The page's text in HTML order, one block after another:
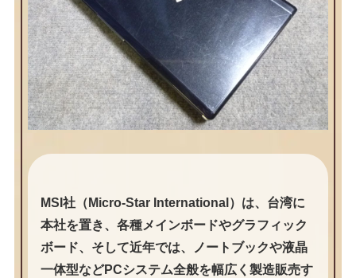
MSI社（Micro-Star International）は、台湾に
本社を置き、各種メインボードやグラフィック
ボード、そして近年では、ノートブックや液晶
一体型などPCシステム全般を幅広く製造販売す